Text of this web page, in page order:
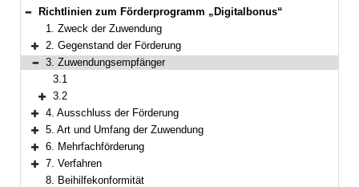
Bereich reduzieren
Richtlinien zum Förderprogramm „Digitalbonus“
1. Zweck der Zuwendung
Bereich erweitern
2. Gegenstand der Förderung
Bereich reduzieren
3. Zuwendungsempfänger
3.1
Bereich erweitern
3.2
Bereich erweitern
4. Ausschluss der Förderung
Bereich erweitern
5. Art und Umfang der Zuwendung
Bereich erweitern
6. Mehrfachförderung
Bereich erweitern
7. Verfahren
8. Beihilfekonformität